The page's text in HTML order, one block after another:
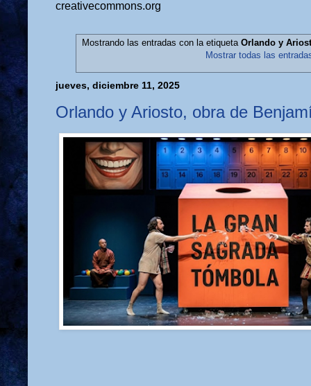
creativecommons.org
Mostrando las entradas con la etiqueta Orlando y
Mostrar todas las
jueves, diciembre 11, 2025
Orlando y Ariosto, obra de